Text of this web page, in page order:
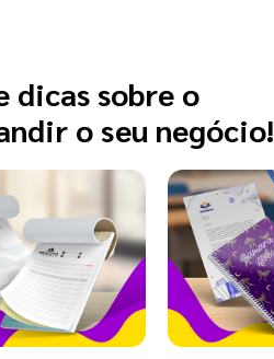
dicas sobre o
o seu negócio!